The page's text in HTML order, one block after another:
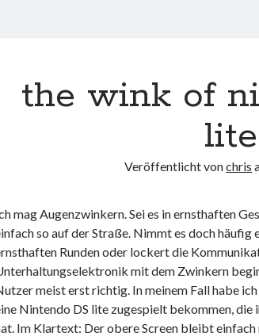
the wink of
lite
Veröffentlicht vonchris
mag Augenzwinkern. Sei es in ernsthaften
so auf der Straße. Nimmt es doch häufig
Runden oder lockert die
mit dem Zwinkern
meist erst richtig. In meinem Fall habe
Nintendo DS lite zugespielt bekommen,
Im Klartext: Der obere Screen bleibt einfach